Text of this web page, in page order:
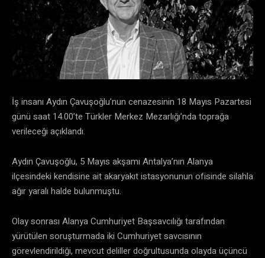
İş insanı Aydın Çavuşoğlu’nun cenazesinin 18 Mayıs Pazartesi
günü saat 14.00’te Türkler Merkez Mezarlığı’nda toprağa
verileceği açıklandı.
Aydın Çavuşoğlu, 5 Mayıs akşamı Antalya’nın Alanya
ilçesindeki kendisine ait akaryakıt istasyonunun ofisinde silahla
ağır yaralı halde bulunmuştu.
Olay sonrası Alanya Cumhuriyet Başsavcılığı tarafından
yürütülen soruşturmada iki Cumhuriyet savcısının
görevlendirildiği, mevcut deliller doğrultusunda olayda üçüncü